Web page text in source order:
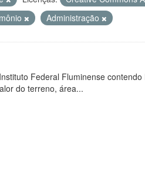
Administração
Federal Fluminense
do terreno, área...